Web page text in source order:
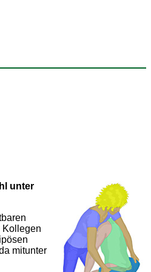
unter
Kollegen
mitunter